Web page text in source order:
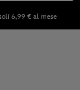
6,99 € al mese